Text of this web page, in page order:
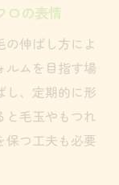
ロの表情
伸ばし方によ
ルムを目指す場
し、定期的に形
と毛玉やもつれ
保つ工夫も必要